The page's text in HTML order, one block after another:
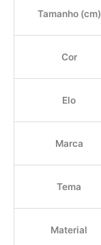
Tamanho (cm)
Cor
Elo
Marca
Tema
Material